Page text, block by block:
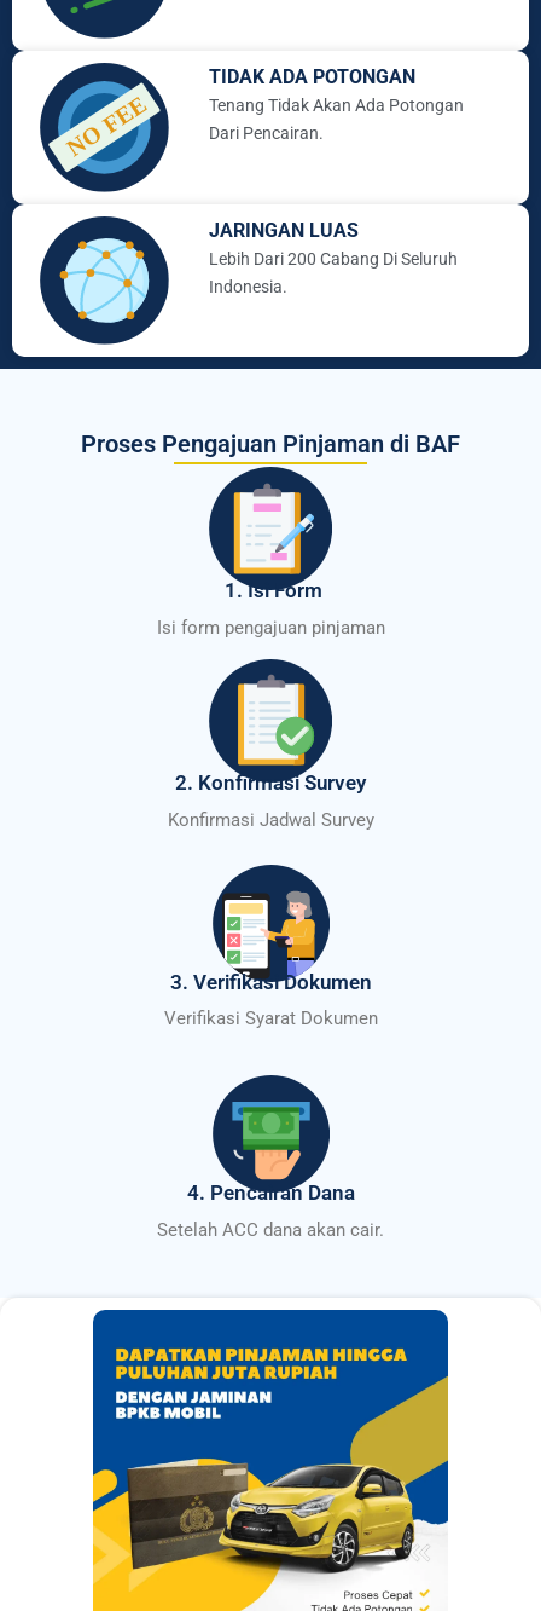
TIDAK ADA POTONGAN
Tenang Tidak Akan Ada Potongan
Dari Pencairan.
JARINGAN LUAS
Lebih Dari 200 Cabang Di Seluruh
Indonesia.
Proses Pengajuan Pinjaman di BAF
1. Isi Form
Isi form pengajuan pinjaman
2. Konfirmasi Survey
Konfirmasi Jadwal Survey
3. Verifikasi Dokumen
Verifikasi Syarat Dokumen
4. Pencairan Dana
Setelah ACC dana akan cair.